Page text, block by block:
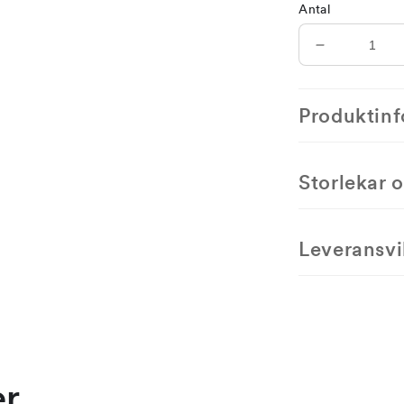
Antal
Minska
antal
Julen
2025,
–
Storlekar